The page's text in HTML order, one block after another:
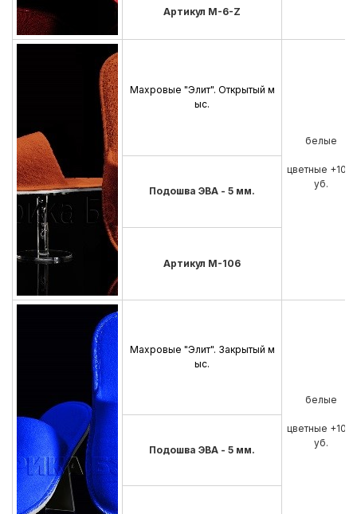
Артикул М-6-Z
Махровые "Элит". Открытый м
ыс.
белые
цветные +10 р
уб.
Подошва ЭВА - 5 мм.
Артикул М-106
Махровые "Элит". Закрытый м
ыс.
белые
цветные +10 р
уб.
Подошва ЭВА - 5 мм.